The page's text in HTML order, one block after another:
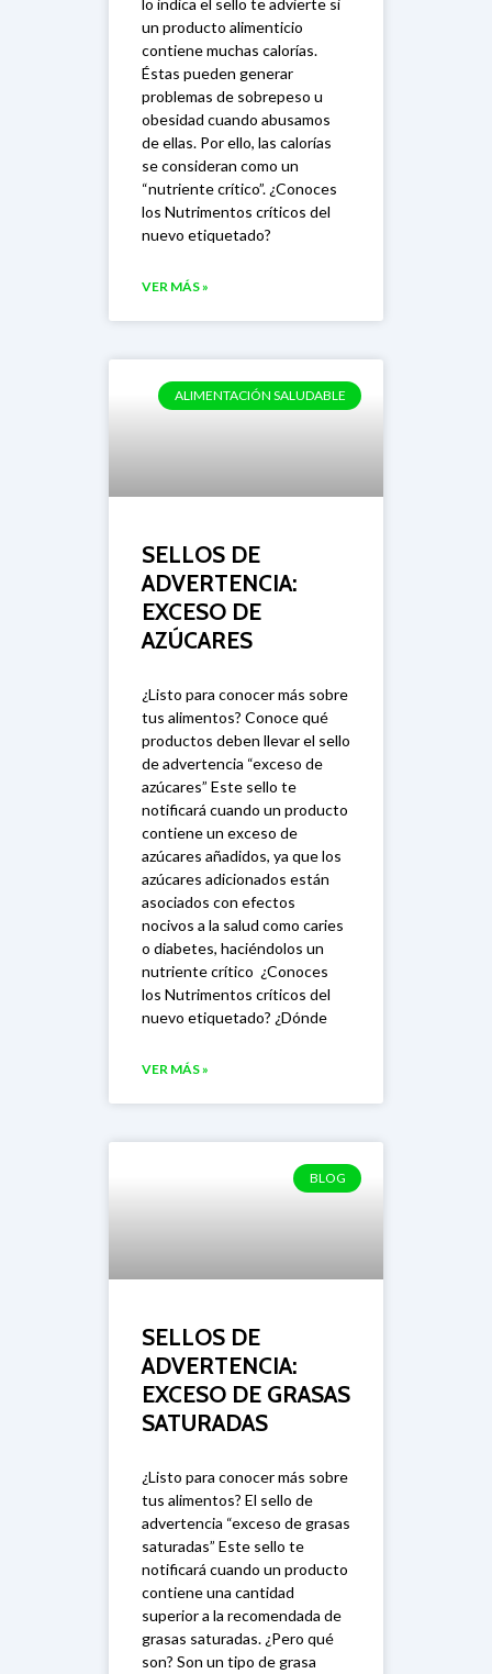
lo indica el sello te advierte si
un producto alimenticio
contiene muchas calorías.
Éstas pueden generar
problemas de sobrepeso u
obesidad cuando abusamos
de ellas. Por ello, las calorías
se consideran como un
“nutriente crítico”. ¿Conoces
los Nutrimentos críticos del
nuevo etiquetado?
VER MÁS »
ALIMENTACIÓN SALUDABLE
SELLOS DE
ADVERTENCIA:
EXCESO DE
AZÚCARES
¿Listo para conocer más sobre
tus alimentos? Conoce qué
productos deben llevar el sello
de advertencia “exceso de
azúcares” Este sello te
notificará cuando un producto
contiene un exceso de
azúcares añadidos, ya que los
azúcares adicionados están
asociados con efectos
nocivos a la salud como caries
o diabetes, haciéndolos un
nutriente crítico ¿Conoces
los Nutrimentos críticos del
nuevo etiquetado? ¿Dónde
VER MÁS »
BLOG
SELLOS DE
ADVERTENCIA:
EXCESO DE GRASAS
SATURADAS
¿Listo para conocer más sobre
tus alimentos? El sello de
advertencia “exceso de grasas
saturadas” Este sello te
notificará cuando un producto
contiene una cantidad
superior a la recomendada de
grasas saturadas. ¿Pero qué
son? Son un tipo de grasa